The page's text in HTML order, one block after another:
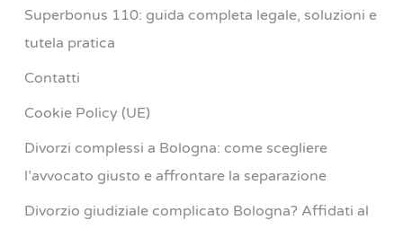
Superbonus 110: guida completa legale, soluzioni e
tutela pratica
Contatti
Cookie Policy (UE)
Divorzi complessi a Bologna: come scegliere
l’avvocato giusto e affrontare la separazione
Divorzio giudiziale complicato Bologna? Affidati al